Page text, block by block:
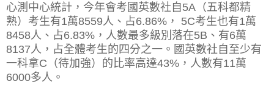
心測中心統計，今年會考國英數社自5A（五科都精
熟）考生有1萬8559人、占6.86%， 5C考生也有1萬
8458人、占6.83%，人數最多級別落在5B、有6萬
8137人，占全體考生的四分之一。國英數社自至少有
一科拿C（待加強）的比率高達43%，人數有11萬
6000多人。